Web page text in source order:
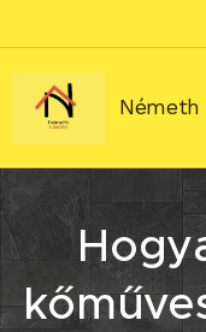
Németh